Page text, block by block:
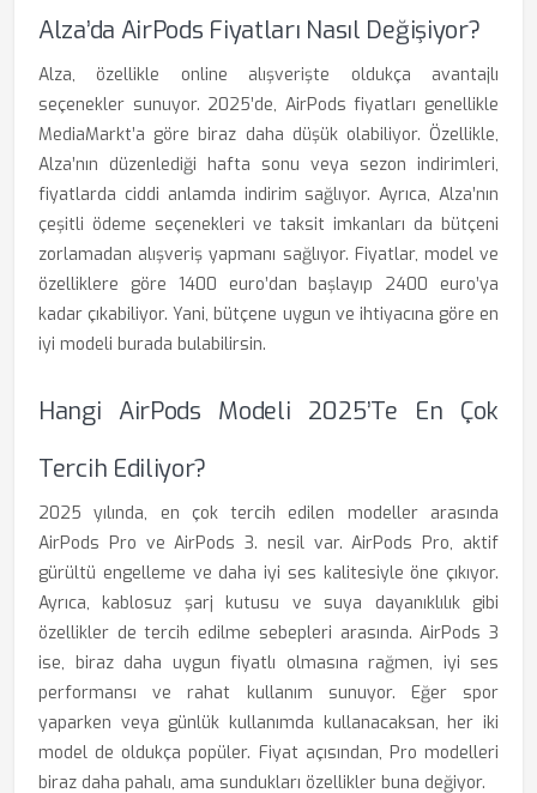
Alza’da AirPods Fiyatları Nasıl Değişiyor?
Alza, özellikle online alışverişte oldukça avantajlı
seçenekler sunuyor. 2025’de, AirPods fiyatları genellikle
MediaMarkt’a göre biraz daha düşük olabiliyor. Özellikle,
Alza’nın düzenlediği hafta sonu veya sezon indirimleri,
fiyatlarda ciddi anlamda indirim sağlıyor. Ayrıca, Alza’nın
çeşitli ödeme seçenekleri ve taksit imkanları da bütçeni
zorlamadan alışveriş yapmanı sağlıyor. Fiyatlar, model ve
özelliklere göre 1400 euro’dan başlayıp 2400 euro’ya
kadar çıkabiliyor. Yani, bütçene uygun ve ihtiyacına göre en
iyi modeli burada bulabilirsin.
Hangi AirPods Modeli 2025’te En Çok
Tercih Ediliyor?
2025 yılında, en çok tercih edilen modeller arasında
AirPods Pro ve AirPods 3. nesil var. AirPods Pro, aktif
gürültü engelleme ve daha iyi ses kalitesiyle öne çıkıyor.
Ayrıca, kablosuz şarj kutusu ve suya dayanıklılık gibi
özellikler de tercih edilme sebepleri arasında. AirPods 3
ise, biraz daha uygun fiyatlı olmasına rağmen, iyi ses
performansı ve rahat kullanım sunuyor. Eğer spor
yaparken veya günlük kullanımda kullanacaksan, her iki
model de oldukça popüler. Fiyat açısından, Pro modelleri
biraz daha pahalı, ama sundukları özellikler buna değiyor.